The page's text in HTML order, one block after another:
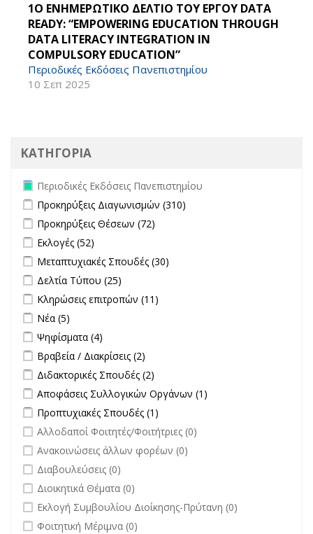
1O ΕΝΗΜΕΡΩΤΙΚΟ ΔΕΛΤΙΟ ΤΟΥ ΕΡΓΟΥ DATA
READY: “EMPOWERING EDUCATION THROUGH
DATA LITERACY INTEGRATION IN
COMPULSORY EDUCATION”
Περιοδικές Εκδόσεις Πανεπιστημίου
10 Σεπ 2025
ΚΑΤΗΓΟΡΙΑ
Remove Περιοδικές Εκδόσεις Πανεπιστημίου filter
Περιοδικές Εκδόσεις Πανεπιστημίου
Apply Προκηρύξεις Διαγωνισμών filter
Προκηρύξεις Διαγωνισμών (310)
Apply Προκηρύξεις Θέσεων filter
Προκηρύξεις Θέσεων (72)
Apply Εκλογές filter
Εκλογές (52)
Apply Μεταπτυχιακές Σπουδές filter
Μεταπτυχιακές Σπουδές (30)
Apply Δελτία Τύπου filter
Δελτία Τύπου (25)
Apply Κληρώσεις επιτροπών filter
Κληρώσεις επιτροπών (11)
Apply Νέα filter
Νέα (5)
Apply Ψηφίσματα filter
Ψηφίσματα (4)
Apply Βραβεία / Διακρίσεις filter
Βραβεία / Διακρίσεις (2)
Apply Διδακτορικές Σπουδές filter
Διδακτορικές Σπουδές (2)
Apply Αποφάσεις Συλλογικών Οργάνων filter
Αποφάσεις Συλλογικών Οργάνων (1)
Apply Προπτυχιακές Σπουδές filter
Προπτυχιακές Σπουδές (1)
undefined
Αλλοδαποί Φοιτητές/Φοιτήτριες (0)
undefined
Ανακοινώσεις άλλων φορέων (0)
undefined
Διαβουλεύσεις (0)
undefined
Διοικητικά Θέματα (0)
undefined
Εκλογή Συμβουλίου Διοίκησης-Πρύτανη (0)
undefined
Φοιτητική Μέριμνα (0)